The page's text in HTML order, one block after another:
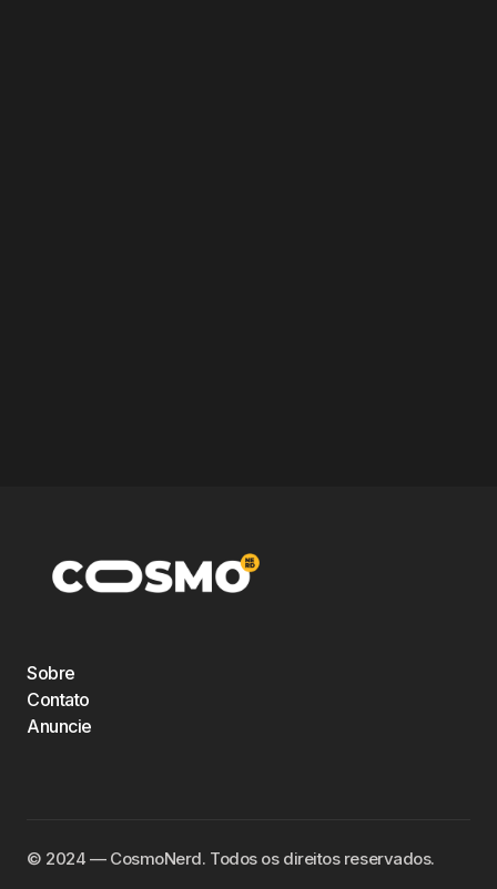
Sobre
Contato
Anuncie
©️ 2024 — CosmoNerd. Todos os direitos reservados.